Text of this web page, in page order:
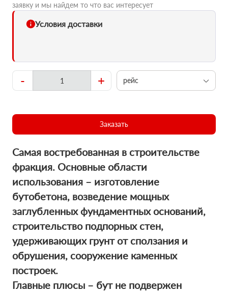
заявку и мы найдем то что вас интересует
Условия доставки
- + рейс
Заказать
Cамая востребованная в строительстве
фракция. Основные области
использования – изготовление
бутобетона, возведение мощных
заглубленных фундаментных оснований,
строительство подпорных стен,
удерживающих грунт от сползания и
обрушения, сооружение каменных
построек.
Главные плюсы – бут не подвержен